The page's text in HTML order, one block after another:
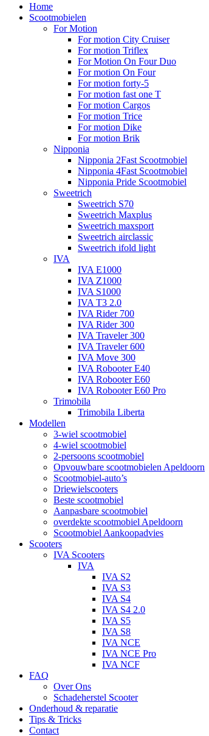
Home
Scootmobielen
For Motion
For motion City Cruiser
For motion Triflex
For Motion On Four Duo
For motion On Four
For motion forty-5
For motion fast one T
For motion Cargos
For motion Trice
For motion Dike
For motion Brik
Nipponia
Nipponia 2Fast Scootmobiel
Nipponia 4Fast Scootmobiel
Nipponia Pride Scootmobiel
Sweetrich
Sweetrich S70
Sweetrich Maxplus
Sweetrich maxsport
Sweetrich airclassic
Sweetrich ifold light
IVA
IVA E1000
IVA Z1000
IVA S1000
IVA T3 2.0
IVA Rider 700
IVA Rider 300
IVA Traveler 300
IVA Traveler 600
IVA Move 300
IVA Robooter E40
IVA Robooter E60
IVA Robooter E60 Pro
Trimobila
Trimobila Liberta
Modellen
3-wiel scootmobiel
4-wiel scootmobiel
2-persoons scootmobiel
Opvouwbare scootmobielen Apeldoorn
Scootmobiel-auto’s
Driewielscooters
Beste scootmobiel
Aanpasbare scootmobiel
overdekte scootmobiel Apeldoorn
Scootmobiel Aankoopadvies
Scooters
IVA Scooters
IVA
IVA S2
IVA S3
IVA S4
IVA S4 2.0
IVA S5
IVA S8
IVA NCE
IVA NCE Pro
IVA NCF
FAQ
Over Ons
Schadeherstel Scooter
Onderhoud & reparatie
Tips & Tricks
Contact